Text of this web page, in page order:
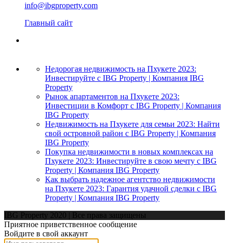
info@ibgproperty.com
Главный сайт
Недорогая недвижимость на Пхукете 2023:
Инвестируйте с IBG Property | Компания IBG
Property
Рынок апартаментов на Пхукете 2023:
Инвестиции в Комфорт с IBG Property | Компания
IBG Property
Недвижимость на Пхукете для семьи 2023: Найти
свой островной район с IBG Property | Компания
IBG Property
Покупка недвижимости в новых комплексах на
Пхукете 2023: Инвестируйте в свою мечту с IBG
Property | Компания IBG Property
Как выбрать надежное агентство недвижимости
на Пхукете 2023: Гарантия удачной сделки с IBG
Property | Компания IBG Property
IBG Property 2020 | Все права защищены
Приятное приветственное сообщение
Войдите в свой аккаунт